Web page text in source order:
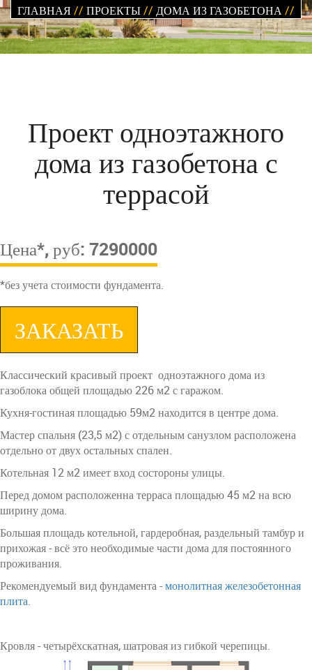
ГЛАВНАЯ// ПРОЕКТЫ// ДОМА ИЗ ГАЗОБЕТОНА//
Проект одноэтажного
дома из газобетона с
террасой
Цена*, руб: 7290000
*без учета стоимости фундамента.
ЗАКАЗАТЬ
Классический красивый проект одноэтажного дома из
газоблока общей площадью 226 м2 с гаражом.
Кухня-гостиная площадью 59м2 находится в центре дома.
Мастер спальня (23,5 м2) с отдельным санузлом расположена
отдельно от двух остальных спален.
Котельная 12 м2 имеет вход состороны улицы.
Перед домом расположенна терраса площадью 45 м2 на всю
ширину дома.
Большая площадь котельной, гардеробная, раздельный тамбур и
прихожая - всё это необходимые части дома для постоянного
проживания.
Рекомендуемый вид фундамента -монолитная железобетонная
плита.
Кровля - четырёхскатная, шатровая из гибкой черепицы.